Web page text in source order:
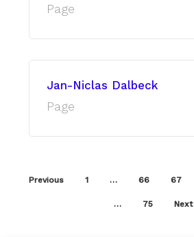
Page
Jan-Niclas Dalbeck
Page
Previous 1 … 66 67
… 75 Next